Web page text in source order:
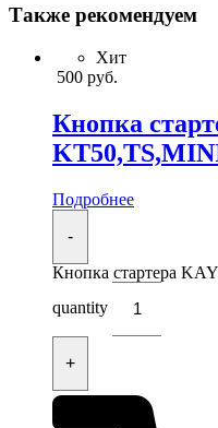
Также рекомендуем
Хит
500 руб.
Кнопка
Подробнее
-
Кнопка стартера
quantity
+